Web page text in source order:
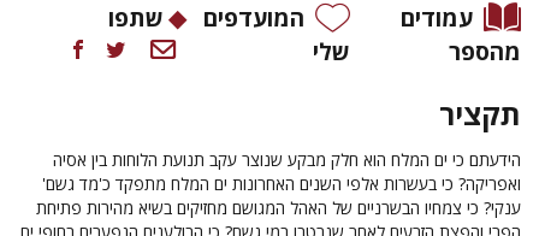
עמודים
מהספר
המועדפים
שלי
שתפו
תקציר
הידעתם כי ים המלח הוא חלק מבקע שנוצר עקב תנועת הלוחות בין אסיה
ואפריקה? כי בעשרות אלפי השנים האחרונות ים המלח מתפקד כ'מד גשם'
ענקי? כי צמחיו הבשרניים של האהל המגושם מחזיקים בשיא מהירות פתיחת